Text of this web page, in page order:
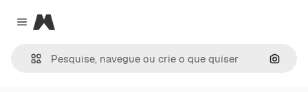
Close menu
Magnific